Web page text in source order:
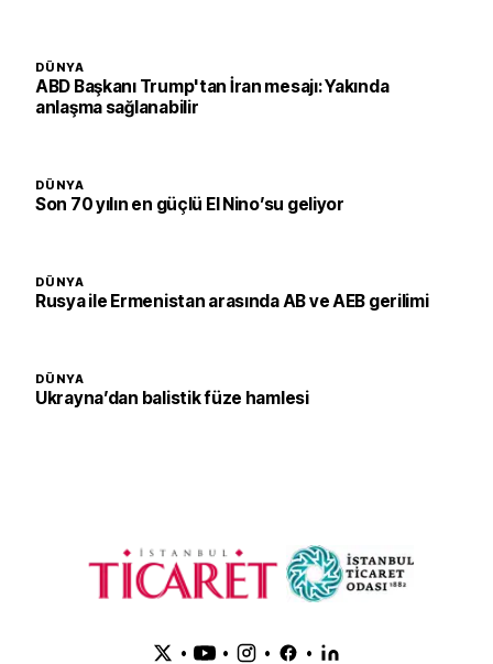
DÜNYA
ABD Başkanı Trump'tan İran mesajı: Yakında
anlaşma sağlanabilir
DÜNYA
Son 70 yılın en güçlü El Nino’su geliyor
DÜNYA
Rusya ile Ermenistan arasında AB ve AEB gerilimi
DÜNYA
Ukrayna’dan balistik füze hamlesi
• • • •